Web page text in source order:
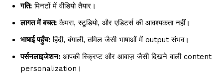
गति: मिनटों में वीडियो तैयार।
लागत में बचत: कैमरा, स्टूडियो, और एडिटर्स की आवश्यकता नहीं।
भाषाई पहुँच: हिंदी, बंगाली, तमिल जैसी भाषाओं में output संभव।
पर्सनलाइजेशन: आपकी स्क्रिप्ट और आवाज़ जैसी दिखने वाली content
personalization।